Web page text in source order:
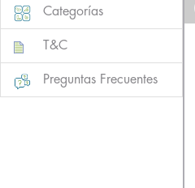
Categorías
T&C
Preguntas Frecuentes